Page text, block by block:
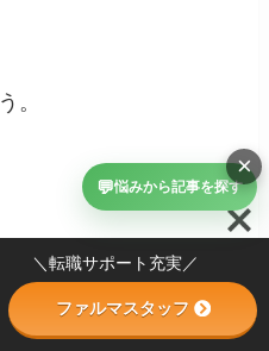
。
💬悩みから記事を探す
×
転職サポート充実／
ファルマスタッフ